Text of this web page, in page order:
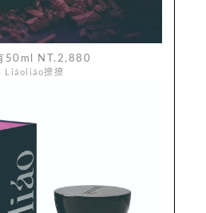
50ml NT.2,880
Liáoliáo撩撩